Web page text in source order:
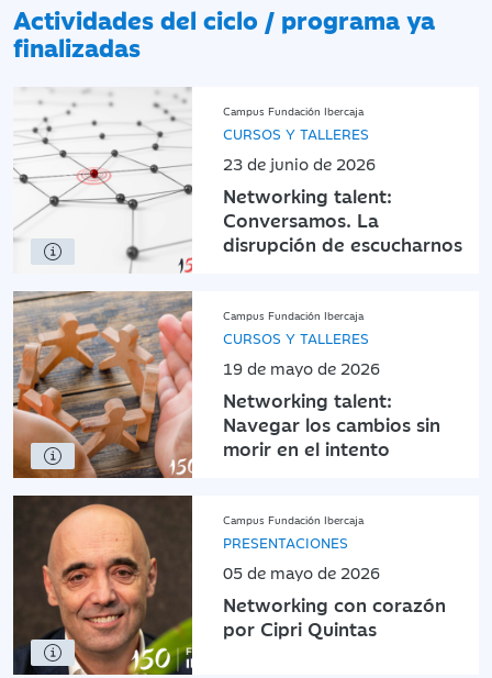
Actividades del ciclo / programa ya
finalizadas
Campus Fundación Ibercaja
CURSOS Y TALLERES
23 de junio de 2026
Networking talent:
Conversamos. La
disrupción de escucharnos
Campus Fundación Ibercaja
CURSOS Y TALLERES
19 de mayo de 2026
Networking talent:
Navegar los cambios sin
morir en el intento
Campus Fundación Ibercaja
PRESENTACIONES
05 de mayo de 2026
Networking con corazón
por Cipri Quintas